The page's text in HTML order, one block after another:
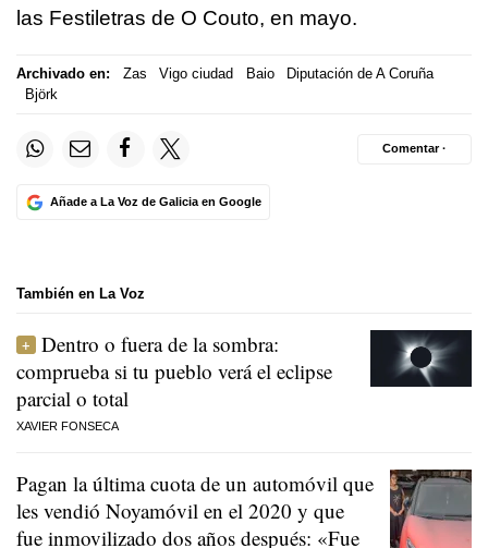
las Festiletras de O Couto, en mayo.
Archivado en: Zas Vigo ciudad Baio
Diputación de A Coruña
Björk
Añade a La Voz de Galicia en Google
Comentar ·
También en La Voz
Dentro o fuera de la sombra:
comprueba si tu pueblo verá el eclipse
parcial o total
XAVIER FONSECA
Pagan la última cuota de un automóvil que
les vendió Noyamóvil en el 2020 y que
fue inmovilizado dos años después: «Fue